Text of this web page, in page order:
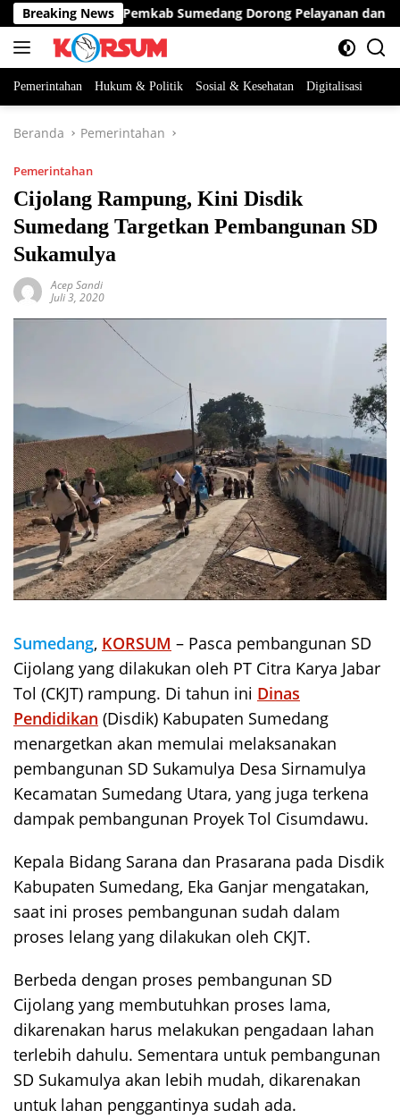
Langsung
ke
konten
Breaking News
Bansos, Pemkab Sumedang Dorong Pelayanan dan
Pemerintahan Hukum & Politik Sosial & Kesehatan Digitalisasi
Beranda Pemerintahan
Pemerintahan
Cijolang Rampung, Kini Disdik
Sumedang Targetkan Pembangunan SD
Sukamulya
Acep Sandi
Juli 3, 2020
Sumedang, KORSUM – Pasca pembangunan SD
Cijolang yang dilakukan oleh PT Citra Karya Jabar
Tol (CKJT) rampung. Di tahun ini Dinas
Pendidikan (Disdik) Kabupaten Sumedang
menargetkan akan memulai melaksanakan
pembangunan SD Sukamulya Desa Sirnamulya
Kecamatan Sumedang Utara, yang juga terkena
dampak pembangunan Proyek Tol Cisumdawu.
Kepala Bidang Sarana dan Prasarana pada Disdik
Kabupaten Sumedang, Eka Ganjar mengatakan,
saat ini proses pembangunan sudah dalam
proses lelang yang dilakukan oleh CKJT.
Berbeda dengan proses pembangunan SD
Cijolang yang membutuhkan proses lama,
dikarenakan harus melakukan pengadaan lahan
terlebih dahulu. Sementara untuk pembangunan
SD Sukamulya akan lebih mudah, dikarenakan
untuk lahan penggantinya sudah ada.